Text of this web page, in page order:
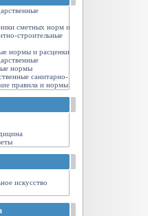
сметных норм и
строительные
нормы и расценки
нормы
санитарно-
правила и нормы
искусство